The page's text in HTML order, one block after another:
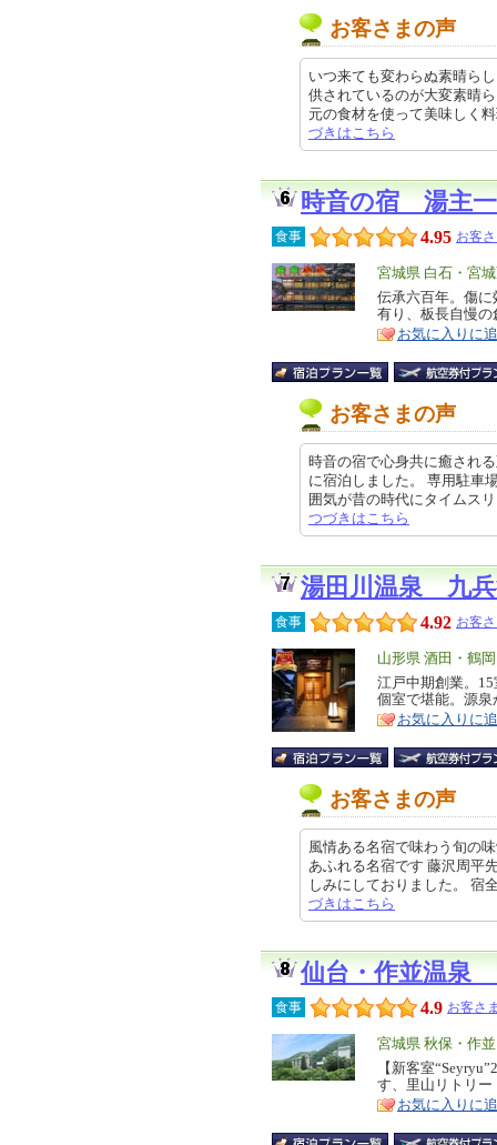
お客さまの声
いつ来ても変わらぬ素晴ら
供されているのが大変素晴
元の食材を使って美味しく
づきはこちら
時音の宿 湯主
食事 4.95 お客
エ
リ
ア
宮城県 白石・宮
特
徴
伝承六百年。傷
有り、板長自慢
お気に入りに
お客さまの声
時音の宿で心身共に癒され
に宿泊しました。 専用駐車
囲気が昔の時代にタイムス
つづきはこちら
湯田川温泉 九兵
食事 4.92 お客
エ
リ
ア
山形県 酒田・鶴
特
徴
江戸中期創業。
個室で堪能。源
お気に入りに
お客さまの声
風情ある名宿で味わう旬の
あふれる名宿です 藤沢周平
しみにしておりました。
づきはこちら
仙台・作並温泉
食事 4.9 お客さ
エ
リ
ア
宮城県 秋保・作並
特
徴
【新客室
す、里山リトリー
お気に入りに